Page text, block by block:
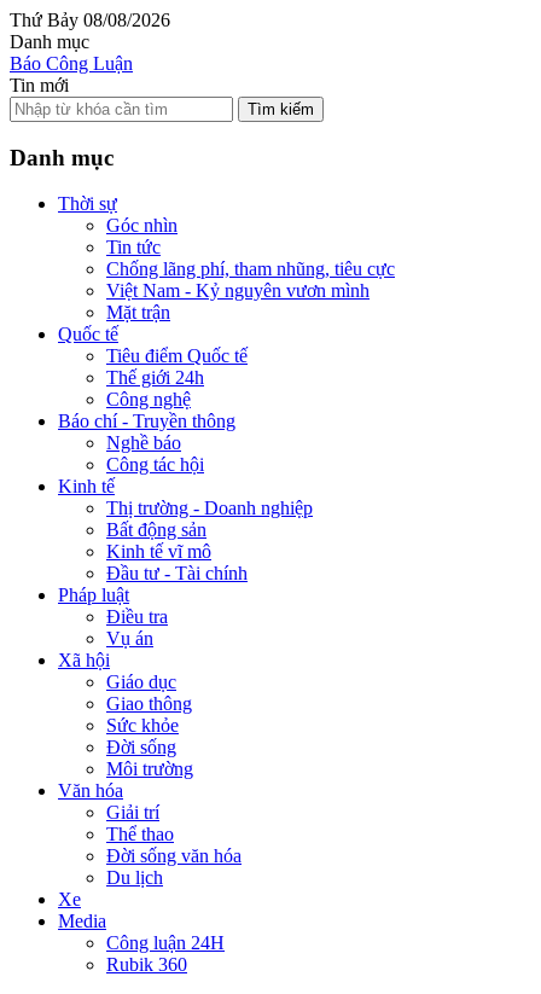
Thứ Bảy 08/08/2026
Danh mục
Báo Công Luận
Tin mới
Tìm kiếm
Danh mục
Thời sự
Góc nhìn
Tin tức
Chống lãng phí, tham nhũng, tiêu cực
Việt Nam - Kỷ nguyên vươn mình
Mặt trận
Quốc tế
Tiêu điểm Quốc tế
Thế giới 24h
Công nghệ
Báo chí - Truyền thông
Nghề báo
Công tác hội
Kinh tế
Thị trường - Doanh nghiệp
Bất động sản
Kinh tế vĩ mô
Đầu tư - Tài chính
Pháp luật
Điều tra
Vụ án
Xã hội
Giáo dục
Giao thông
Sức khỏe
Đời sống
Môi trường
Văn hóa
Giải trí
Thể thao
Đời sống văn hóa
Du lịch
Xe
Media
Công luận 24H
Rubik 360